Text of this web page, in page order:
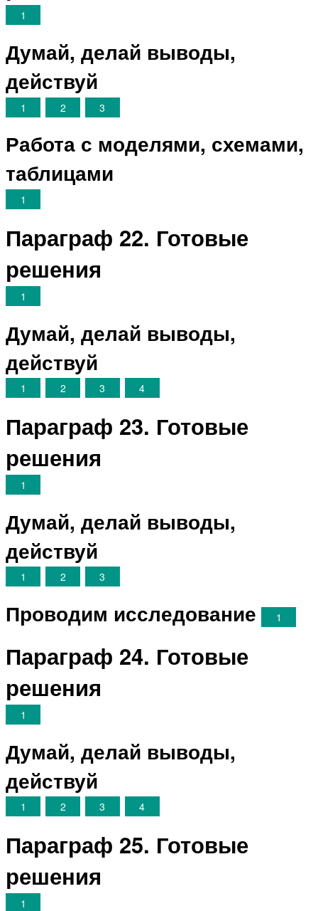
1
Думай, делай выводы,
действуй
1 2 3
Работа с моделями, схемами,
таблицами
1
Параграф 22. Готовые
решения
1
Думай, делай выводы,
действуй
1 2 3 4
Параграф 23. Готовые
решения
1
Думай, делай выводы,
действуй
1 2 3
Проводим исследование 1
Параграф 24. Готовые
решения
1
Думай, делай выводы,
действуй
1 2 3 4
Параграф 25. Готовые
решения
1